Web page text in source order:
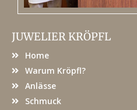
JUWELIER KRÖPFL
Home
Warum Kröpfl?
Anlässe
Schmuck